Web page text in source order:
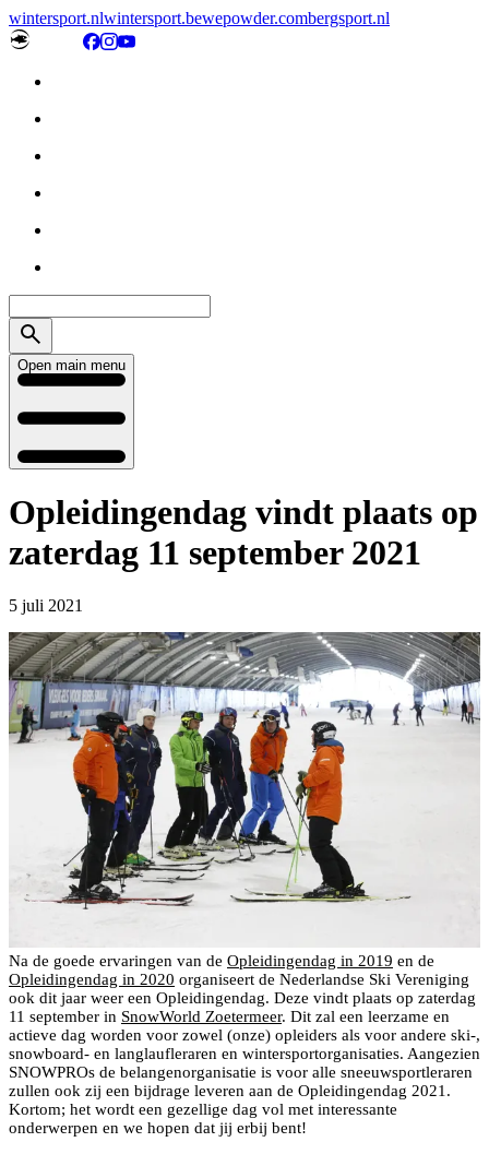
wintersport.nlwintersport.bewepowder.combergsport.nl
Open main menu
Opleidingendag vindt plaats op
zaterdag 11 september 2021
5 juli 2021
Na de goede ervaringen van de Opleidingendag in 2019 en de
Opleidingendag in 2020 organiseert de Nederlandse Ski Vereniging
ook dit jaar weer een Opleidingendag. Deze vindt plaats op zaterdag
11 september in SnowWorld Zoetermeer. Dit zal een leerzame en
actieve dag worden voor zowel (onze) opleiders als voor andere ski-,
snowboard- en langlaufleraren en wintersportorganisaties. Aangezien
SNOWPROs de belangenorganisatie is voor alle sneeuwsportleraren
zullen ook zij een bijdrage leveren aan de Opleidingendag 2021.
Kortom; het wordt een gezellige dag vol met interessante
onderwerpen en we hopen dat jij erbij bent!